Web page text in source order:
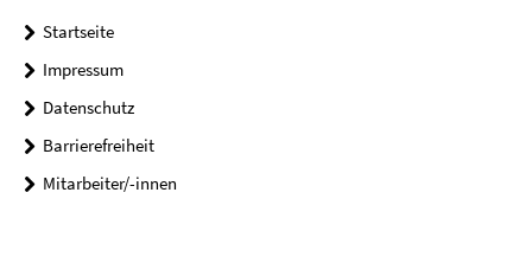
Startseite
Impressum
Datenschutz
Barrierefreiheit
Mitarbeiter/-innen